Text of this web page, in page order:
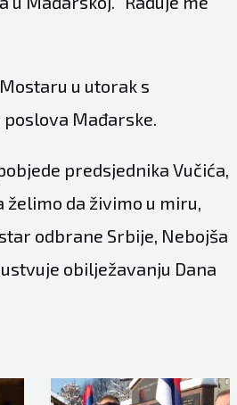
u utorak s
Mađarske.
predsjednika Vučića,
želimo da živimo u miru,
odbrane Srbije, Nebojša
obilježavanju Dana